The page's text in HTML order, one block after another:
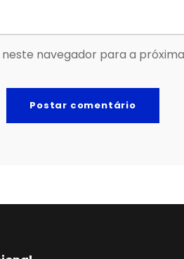
navegador para a